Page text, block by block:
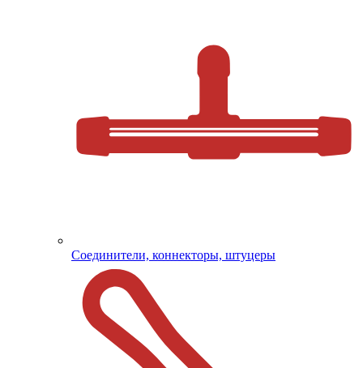
Соединители, коннекторы, штуцеры